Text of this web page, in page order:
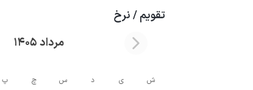
تقویم / نرخ
مرداد 1405
ش ی د س چ پ